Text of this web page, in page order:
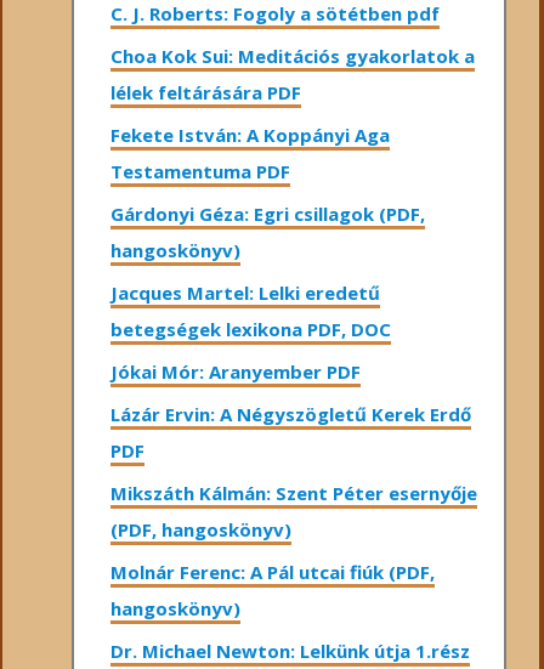
C. J. Roberts: Fogoly a sötétben pdf
Choa Kok Sui: Meditációs gyakorlatok a
lélek feltárására PDF
Fekete István: A Koppányi Aga
Testamentuma PDF
Gárdonyi Géza: Egri csillagok (PDF,
hangoskönyv)
Jacques Martel: Lelki eredetű
betegségek lexikona PDF, DOC
Jókai Mór: Aranyember PDF
Lázár Ervin: A Négyszögletű Kerek Erdő
PDF
Mikszáth Kálmán: Szent Péter esernyője
(PDF, hangoskönyv)
Molnár Ferenc: A Pál utcai fiúk (PDF,
hangoskönyv)
Dr. Michael Newton: Lelkünk útja 1.rész